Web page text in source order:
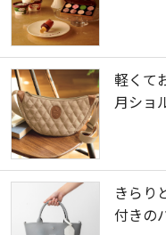
軽くて
月ショ
きらり
付きの